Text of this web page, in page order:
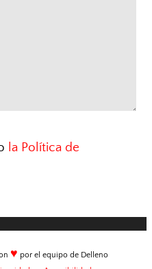
la Política de
♥ por el equipo de Delleno